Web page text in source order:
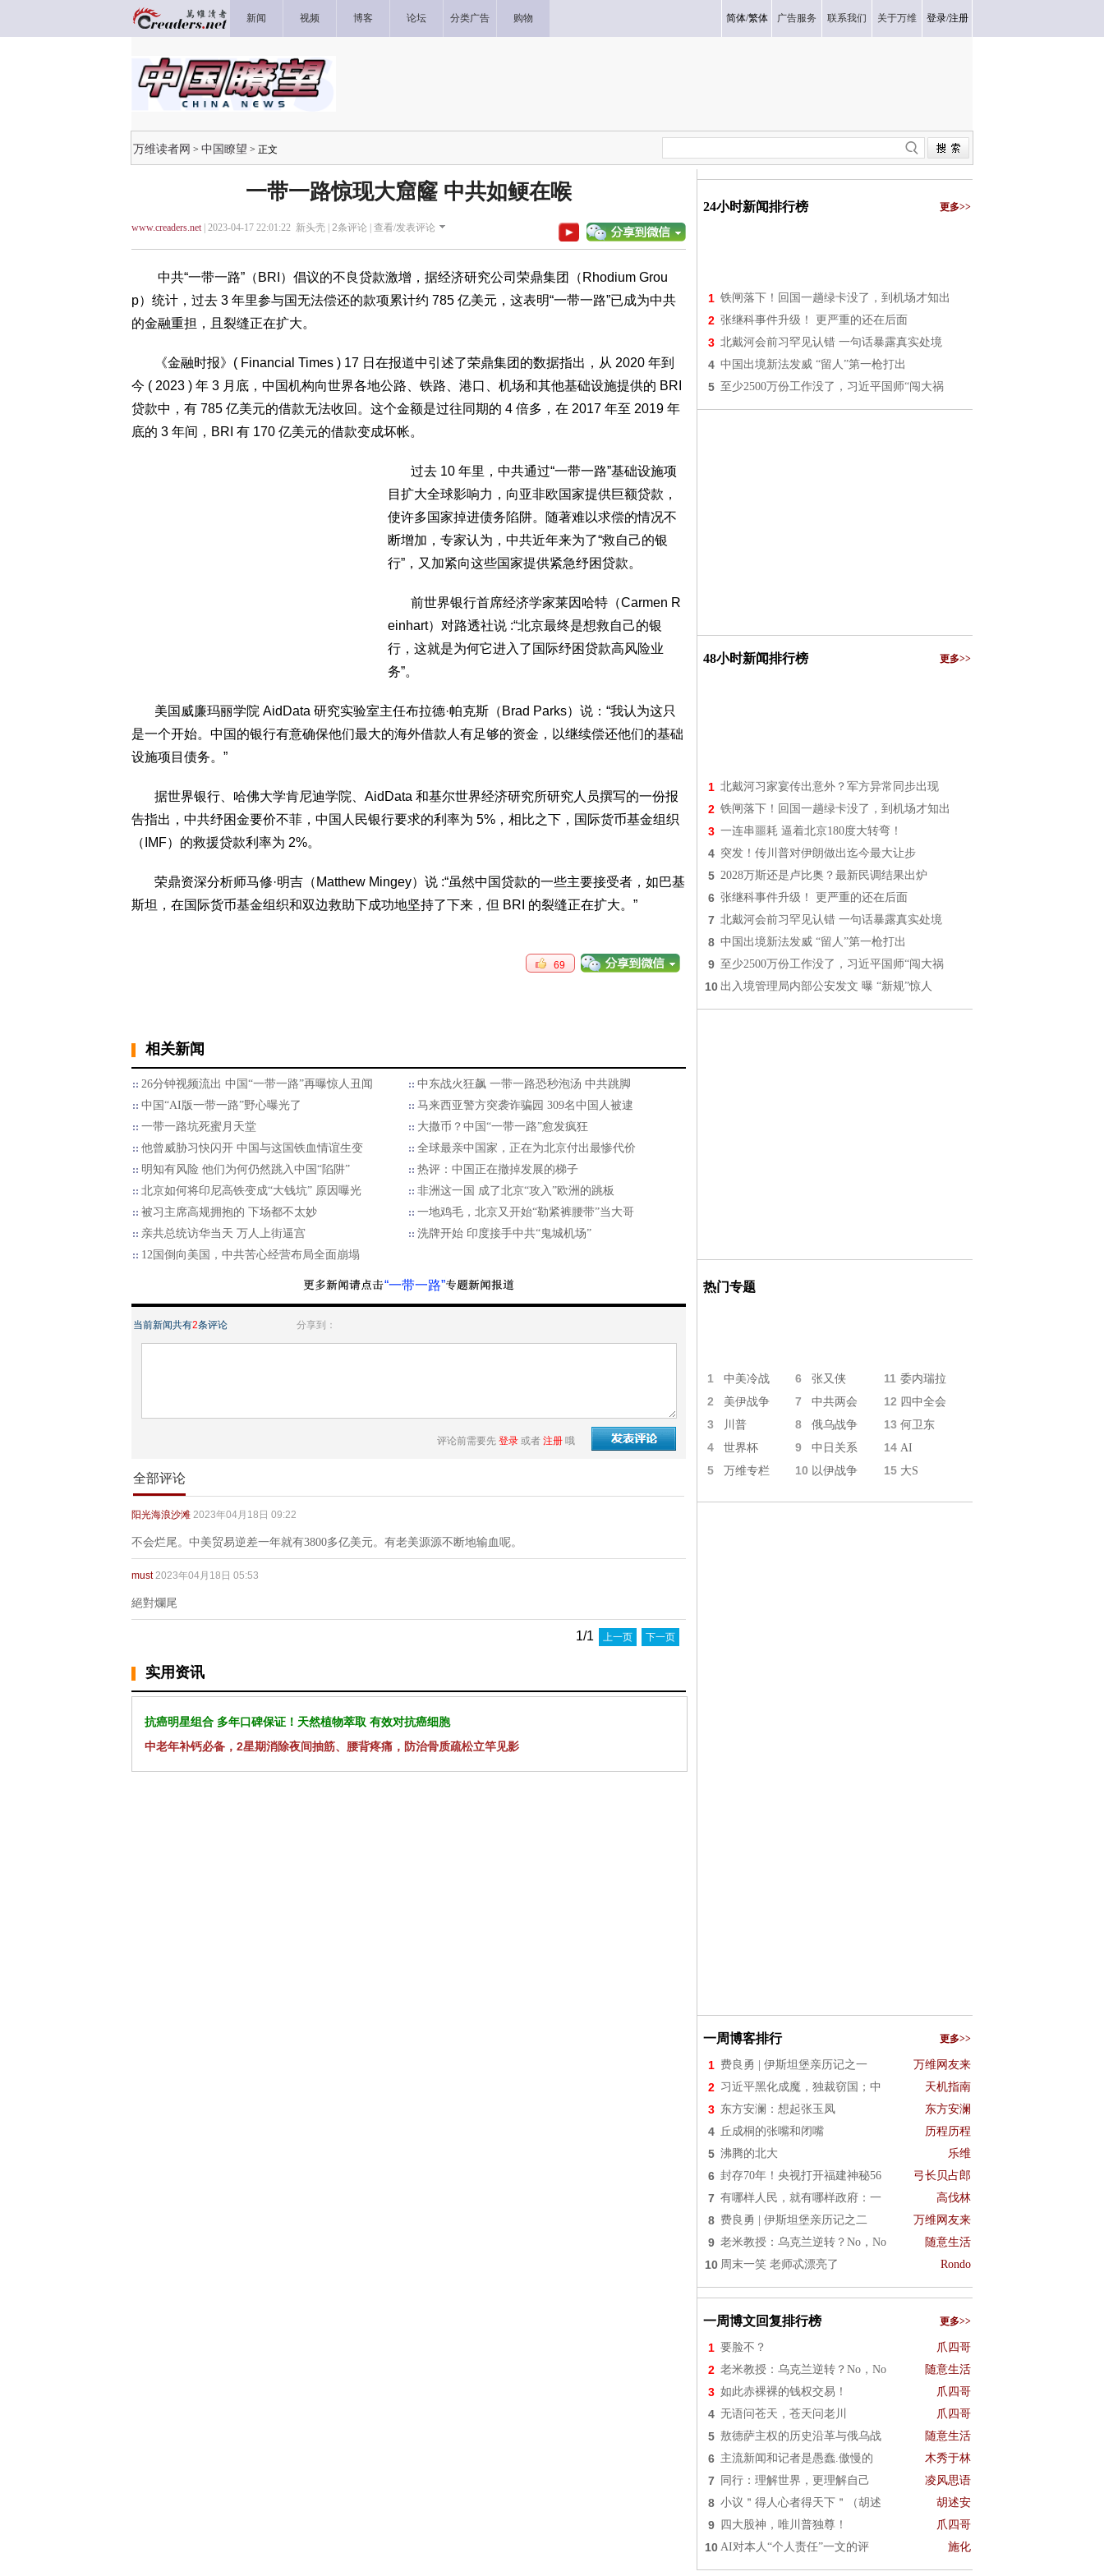
新闻 视频 博客 论坛 分类广告 购物 简体/繁体 广告服务 联系我们 关于万维 登录/注册
万维读者网 > 中国瞭望 > 正文
一带一路惊现大窟窿 中共如鲠在喉
www.creaders.net| 2023-04-17 22:01:22 新头壳 | 2条评论 | 查看/发表评论
中共“一带一路”（BRI）倡议的不良贷款激增，据经济研究公司荣鼎集团（Rhodium Grou
p）统计，过去 3 年里参与国无法偿还的款项累计约 785 亿美元，这表明“一带一路”已成为中共
的金融重担，且裂缝正在扩大。
《金融时报》( Financial Times ) 17 日在报道中引述了荣鼎集团的数据指出，从 2020 年到
今 ( 2023 ) 年 3 月底，中国机构向世界各地公路、铁路、港口、机场和其他基础设施提供的 BRI
贷款中，有 785 亿美元的借款无法收回。这个金额是过往同期的 4 倍多，在 2017 年至 2019 年
底的 3 年间，BRI 有 170 亿美元的借款变成坏帐。
过去 10 年里，中共通过“一带一路”基础设施项
目扩大全球影响力，向亚非欧国家提供巨额贷款，
使许多国家掉进债务陷阱。随著难以求偿的情况不
断增加，专家认为，中共近年来为了“救自己的银
行”，又加紧向这些国家提供紧急纾困贷款。
前世界银行首席经济学家莱因哈特（Carmen R
einhart）对路透社说 :“北京最终是想救自己的银
行，这就是为何它进入了国际纾困贷款高风险业
务”。
美国威廉玛丽学院 AidData 研究实验室主任布拉德·帕克斯（Brad Parks）说：“我认为这只
是一个开始。中国的银行有意确保他们最大的海外借款人有足够的资金，以继续偿还他们的基础
设施项目债务。”
据世界银行、哈佛大学肯尼迪学院、AidData 和基尔世界经济研究所研究人员撰写的一份报
告指出，中共纾困金要价不菲，中国人民银行要求的利率为 5%，相比之下，国际货币基金组织
（IMF）的救援贷款利率为 2%。
荣鼎资深分析师马修·明吉（Matthew Mingey）说 :“虽然中国贷款的一些主要接受者，如巴基
斯坦，在国际货币基金组织和双边救助下成功地坚持了下来，但 BRI 的裂缝正在扩大。”
69
相关新闻
26分钟视频流出 中国“一带一路”再曝惊人丑闻
中东战火狂飙 一带一路恐秒泡汤 中共跳脚
中国“AI版一带一路”野心曝光了
马来西亚警方突袭诈骗园 309名中国人被逮
一带一路坑死蜜月天堂
大撒币？中国“一带一路”愈发疯狂
他曾威胁习快闪开 中国与这国铁血情谊生变
全球最亲中国家，正在为北京付出最惨代价
明知有风险 他们为何仍然跳入中国“陷阱”
热评：中国正在撤掉发展的梯子
北京如何将印尼高铁变成“大钱坑” 原因曝光
非洲这一国 成了北京“攻入”欧洲的跳板
被习主席高规拥抱的 下场都不太妙
一地鸡毛，北京又开始“勒紧裤腰带”当大哥
亲共总统访华当天 万人上街逼宫
洗牌开始 印度接手中共“鬼城机场”
12国倒向美国，中共苦心经营布局全面崩塌
“一带一路”
当前新闻共有2条评论 分享到：
评论前需要先 登录 或者 注册 哦
全部评论
阳光海浪沙滩 2023年04月18日 09:22
不会烂尾。中美贸易逆差一年就有3800多亿美元。有老美源源不断地输血呢。
must 2023年04月18日 05:53
絕對爛尾
1/1 上一页 下一页
实用资讯
抗癌明星组合 多年口碑保证！天然植物萃取 有效对抗癌细胞
中老年补钙必备，2星期消除夜间抽筋、腰背疼痛，防治骨质疏松立竿见影
24小时新闻排行榜 更多>>
1 铁闸落下！回国一趟绿卡没了，到机场才知出
2 张继科事件升级！ 更严重的还在后面
3 北戴河会前习罕见认错 一句话暴露真实处境
4 中国出境新法发威 “留人”第一枪打出
5 至少2500万份工作没了，习近平国师“闯大祸
48小时新闻排行榜 更多>>
1 北戴河习家宴传出意外？军方异常同步出现
2 铁闸落下！回国一趟绿卡没了，到机场才知出
3 一连串噩耗 逼着北京180度大转弯！
4 突发！传川普对伊朗做出迄今最大让步
5 2028万斯还是卢比奥？最新民调结果出炉
6 张继科事件升级！ 更严重的还在后面
7 北戴河会前习罕见认错 一句话暴露真实处境
8 中国出境新法发威 “留人”第一枪打出
9 至少2500万份工作没了，习近平国师“闯大祸
10 出入境管理局内部公安发文 曝 “新规”惊人
热门专题
1 中美冷战 6 张又侠 11 委内瑞拉
2 美伊战争 7 中共两会 12 四中全会
3 川普 8 俄乌战争 13 何卫东
4 世界杯 9 中日关系 14 AI
5 万维专栏 10 以伊战争 15 大S
一周博客排行 更多>>
1 费良勇 | 伊斯坦堡亲历记之一 万维网友来
2 习近平黑化成魔，独裁窃国；中 天机指南
3 东方安澜：想起张玉凤 东方安澜
4 丘成桐的张嘴和闭嘴 历程历程
5 沸腾的北大 乐维
6 封存70年！央视打开福建神秘56 弓长贝占郎
7 有哪样人民，就有哪样政府：一 高伐林
8 费良勇 | 伊斯坦堡亲历记之二 万维网友来
9 老米教授：乌克兰逆转？No，No 随意生活
10 周末一笑 老师忒漂亮了 Rondo
一周博文回复排行榜 更多>>
1 要脸不？ 爪四哥
2 老米教授：乌克兰逆转？No，No 随意生活
3 如此赤裸裸的钱权交易！ 爪四哥
4 无语问苍天，苍天问老川 爪四哥
5 敖德萨主权的历史沿革与俄乌战 随意生活
6 主流新闻和记者是愚蠢.傲慢的 木秀于林
7 同行：理解世界，更理解自己 凌风思语
8 小议＂得人心者得天下＂（胡述 胡述安
9 四大股神，唯川普独尊！ 爪四哥
10 AI对本人“个人责任”一文的评 施化